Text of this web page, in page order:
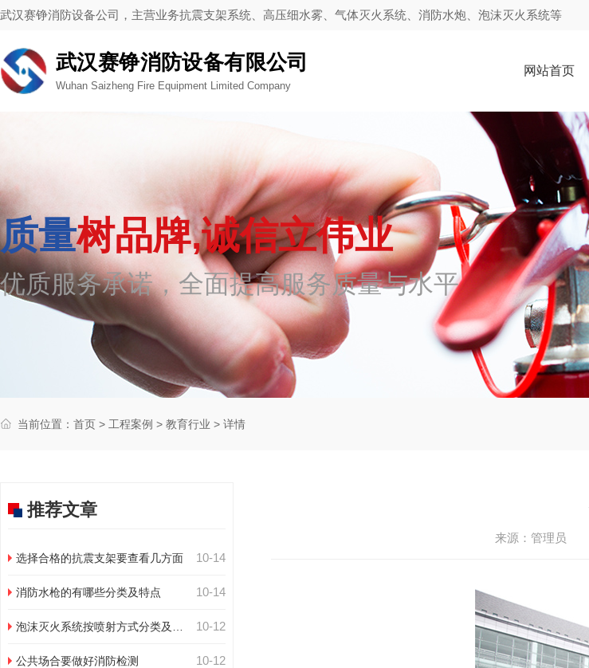
武汉赛铮消防设备公司，主营业务抗震支架系统、高压细水雾、气体灭火系统、消防水炮、泡沫灭火系统等
武汉赛铮消防设备有限公司
Wuhan Saizheng Fire Equipment Limited Company
网站首页
质量树品牌,诚信立伟业
优质服务承诺，全面提高服务质量与水平
当前位置： 首页 > 工程案例 > 教育行业 > 详情
推荐文章
选择合格的抗震支架要查看几方面 10-14
消防水枪的有哪些分类及特点 10-14
泡沫灭火系统按喷射方式分类及特
10-12
公共场合要做好消防检测 10-12
来源：管理员